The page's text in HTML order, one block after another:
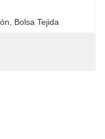
Bolsa Tejida